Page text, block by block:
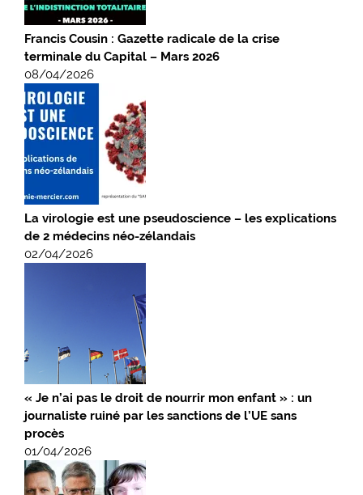
Francis Cousin : Gazette radicale de la crise
terminale du Capital – Mars 2026
08/04/2026
La virologie est une pseudoscience – les explications
de 2 médecins néo-zélandais
02/04/2026
« Je n’ai pas le droit de nourrir mon enfant » : un
journaliste ruiné par les sanctions de l’UE sans
procès
01/04/2026